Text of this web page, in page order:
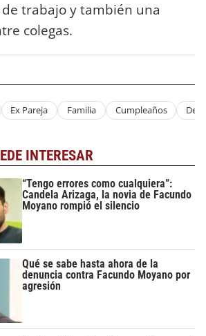
trabajo y también una
colegas.
Ex Pareja Familia Cumpleaños
INTERESAR
“Tengo errores como cualquiera”:
Candela Arizaga, la novia de Facundo
Moyano rompió el silencio
Qué se sabe hasta ahora de la
denuncia contra Facundo Moyano por
agresión